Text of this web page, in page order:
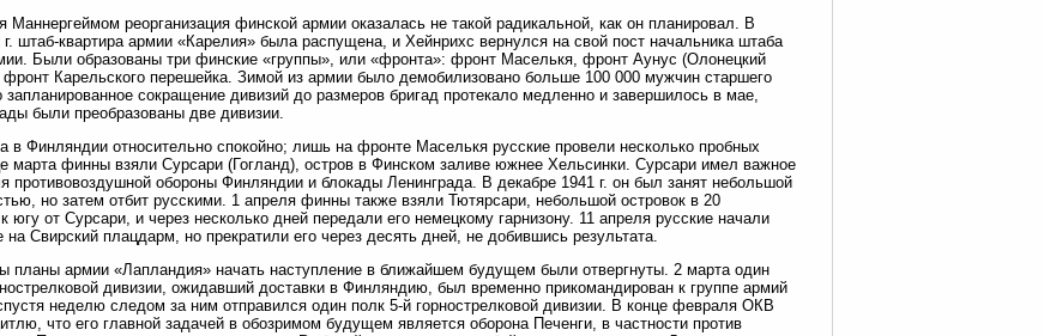
Маннергеймом реорганизация финской армии оказалась не такой радикальной, как он планировал. В
г. штаб-квартира армии «Карелия» была распущена, и Хейнрихс вернулся на свой пост начальника штаба
Были образованы три финские «группы», или «фронта»: фронт Маселькя, фронт Аунус (Олонецкий
Карельского перешейка. Зимой из армии было демобилизовано больше 100 000 мужчин старшего
запланированное сокращение дивизий до размеров бригад протекало медленно и завершилось в мае,
были преобразованы две дивизии.
в Финляндии относительно спокойно; лишь на фронте Маселькя русские провели несколько пробных
марта финны взяли Сурсари (Гогланд), остров в Финском заливе южнее Хельсинки. Сурсари имел важное
противовоздушной обороны Финляндии и блокады Ленинграда. В декабре 1941 г. он был занят небольшой
но затем отбит русскими. 1 апреля финны также взяли Тютярсари, небольшой островок в 20
югу от Сурсари, и через несколько дней передали его немецкому гарнизону. 11 апреля русские начали
на Свирский плацдарм, но прекратили его через десять дней, не добившись результата.
планы армии «Лапландия» начать наступление в ближайшем будущем были отвергнуты. 2 марта один
дивизии, ожидавший доставки в Финляндию, был временно прикомандирован к группе армий
неделю следом за ним отправился один полк 5-й горнострелковой дивизии. В конце февраля ОКВ
что его главной задачей в обозримом будущем является оборона Печенги, в частности против